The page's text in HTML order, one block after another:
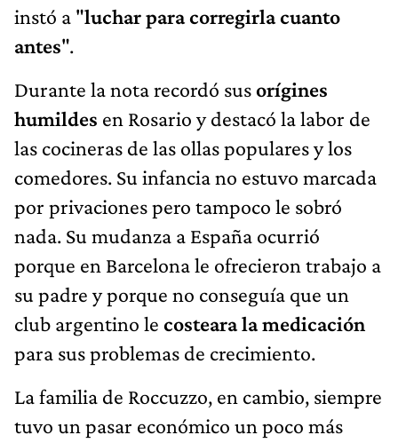
instó a "luchar para corregirla cuanto
antes".
Durante la nota recordó susorígines
humildes en Rosario y destacó la labor de
las cocineras de las ollas populares y los
comedores. Su infancia no estuvo marcada
por privaciones pero tampoco le sobró
nada. Su mudanza a España ocurrió
porque en Barcelona le ofrecieron trabajo a
su padre y porque no conseguía que un
club argentino le costeara la medicación
para sus problemas de crecimiento.
La familia de Roccuzzo, en cambio, siempre
tuvo un pasar económico un poco más